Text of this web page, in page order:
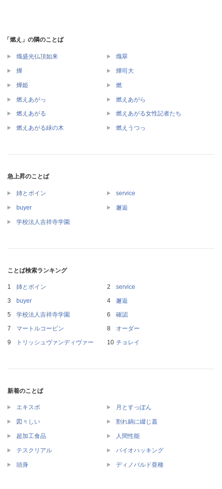
「燃え」の隣のことば
熾盛光仏頂如来 熾翠
燁 燁司大
燁姫 燃
燃えあがっ 燃えあがら
燃えあがる 燃えあがる女性記者たち
燃えあがる緑の木 燃えうつっ
急上昇のことば
姉とボイン service
buyer 邂逅
学校法人吉祥寺学園
ことば検索ランキング
姉とボイン
service
buyer
邂逅
学校法人吉祥寺学園
確認
マートルコービン
オーダー
トリッシュヴァンディヴァー
チョレイ
新着のことば
エキスポ 月とすっぽん
図々しい 割れ鍋に綴じ蓋
超加工食品 人間性能
テスクリアル バイオハッキング
頭身 ディノバルド亜種